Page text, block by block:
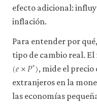
efecto adicional:
inflación.
Para entender por
tipo de cambio real.
(𝑒×𝑃*)
( P*) , mide el precio
extranjeros en la
las economías